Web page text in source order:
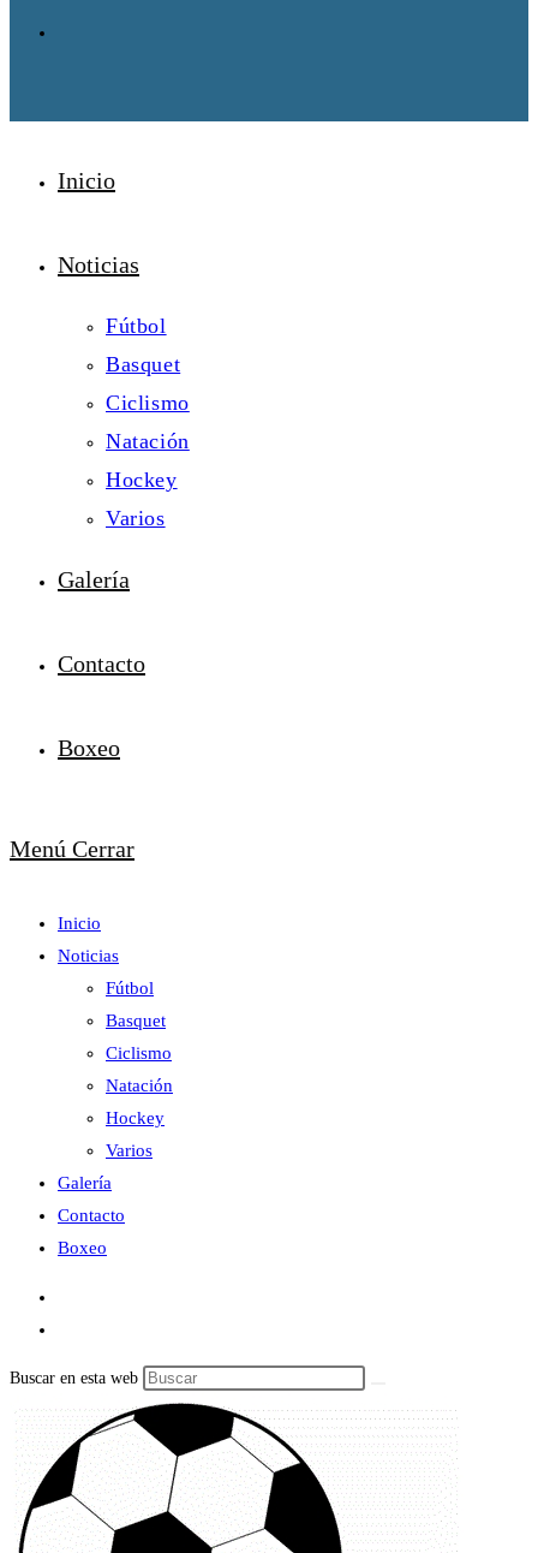
Inicio
Noticias
Fútbol
Basquet
Ciclismo
Natación
Hockey
Varios
Galería
Contacto
Boxeo
Menú Cerrar
Inicio
Noticias
Fútbol
Basquet
Ciclismo
Natación
Hockey
Varios
Galería
Contacto
Boxeo
Buscar en esta web